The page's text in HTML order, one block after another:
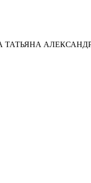
ТАТЬЯНА